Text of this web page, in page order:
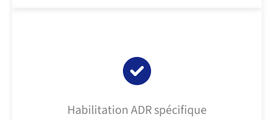
Habilitation ADR spécifique